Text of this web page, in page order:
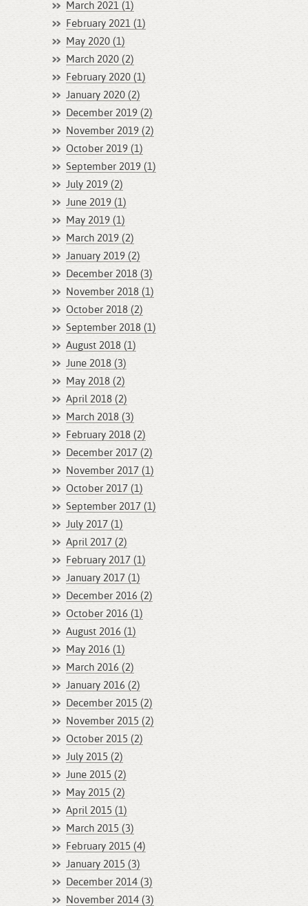
March 2021 (1)
February 2021 (1)
May 2020 (1)
March 2020 (2)
February 2020 (1)
January 2020 (2)
December 2019 (2)
November 2019 (2)
October 2019 (1)
September 2019 (1)
July 2019 (2)
June 2019 (1)
May 2019 (1)
March 2019 (2)
January 2019 (2)
December 2018 (3)
November 2018 (1)
October 2018 (2)
September 2018 (1)
August 2018 (1)
June 2018 (3)
May 2018 (2)
April 2018 (2)
March 2018 (3)
February 2018 (2)
December 2017 (2)
November 2017 (1)
October 2017 (1)
September 2017 (1)
July 2017 (1)
April 2017 (2)
February 2017 (1)
January 2017 (1)
December 2016 (2)
October 2016 (1)
August 2016 (1)
May 2016 (1)
March 2016 (2)
January 2016 (2)
December 2015 (2)
November 2015 (2)
October 2015 (2)
July 2015 (2)
June 2015 (2)
May 2015 (2)
April 2015 (1)
March 2015 (3)
February 2015 (4)
January 2015 (3)
December 2014 (3)
November 2014 (3)